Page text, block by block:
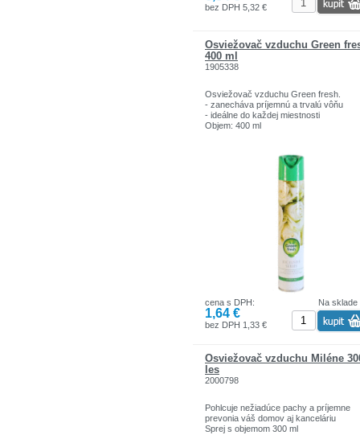
bez DPH 5,32 €
Osviežovač vzduchu Green
400 ml
1905338
Osviežovač vzduchu Green fresh.
- zanecháva príjemnú a trvalú vôňu
- ideálne do každej miestnosti
Objem: 400 ml
Na sklade
cena s DPH:
1,64 €
bez DPH 1,33 €
Osviežovač vzduchu Miléne
les
2000798
Pohlcuje nežiadúce pachy a príjemne
prevonia váš domov aj kanceláriu
Sprej s objemom 300 ml